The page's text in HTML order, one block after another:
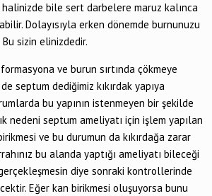
halinizde bile sert darbelere maruz kalınca
Dolayısıyla erken dönemde burnunuzu
sizin elinizdedir.
ve burun sırtında çökmeye
septum dediğimiz kıkırdak yapıya
bu yapının istenmeyen bir şekilde
nedeni septum ameliyatı için işlem yapılan
ve bu durumun da kıkırdağa zarar
bu alanda yaptığı ameliyatı bileceği
diye sonraki kontrollerinde
Eğer kan birikmesi oluşuyorsa bunu